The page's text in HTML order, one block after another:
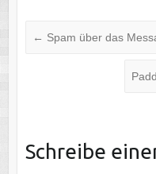
← Spam über das
Schreibe